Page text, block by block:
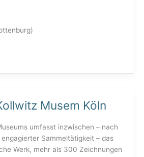
Musem Köln
umfasst inzwischen – nach
Sammeltätigkeit – das
Werk, mehr als 300 Zeichnungen